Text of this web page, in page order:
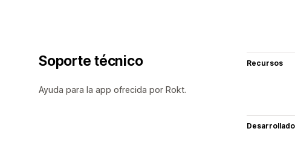
Soporte técnico
Ayuda para la app ofrecida por Rokt.
Recursos